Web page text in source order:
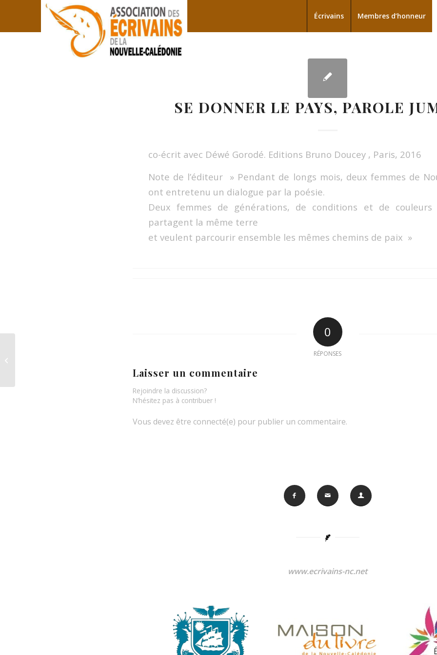
Écrivains Membres d’honneur
SE DONNER LE PAYS, PAROLE
co-écrit avec Déwé Gorodé. Editions Bruno Doucey , Paris, 2016
Note de l’éditeur » Pendant de longs mois, deux femmes de
ont entretenu un dialogue par la poésie.
Deux femmes de générations, de conditions et de couleurs
partagent la même terre
et veulent parcourir ensemble les mêmes chemins de paix »
0
RÉPONSES
Laisser un commentaire
Rejoindre la discussion?
N’hésitez pas à contribuer !
Vous devez être connecté(e) pour publier un commentaire.
www.ecrivains-nc.net